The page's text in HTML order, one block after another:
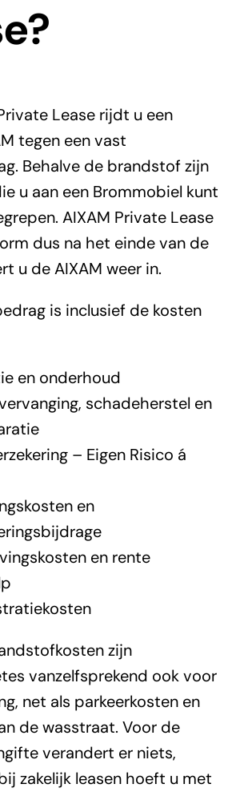
Lease rijdt u een
tegen een vast
Behalve de brandstof zijn
u aan een Brommobiel kunt
AIXAM Private Lease
dus na het einde van de
u de AIXAM weer in.
is inclusief de kosten
en onderhoud
schadeherstel en
– Eigen Risico á
en
en rente
zijn
vanzelfsprekend ook voor
net als parkeerkosten en
de wasstraat. Voor de
verandert er niets,
zakelijk leasen hoeft u met